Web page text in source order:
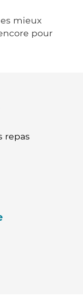
mieux
pour
repas